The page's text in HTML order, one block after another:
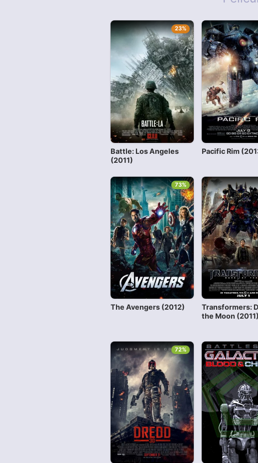
Battle: Los Angeles
(2011)
23%
Pacific Rim
The Avengers (2012)
73%
Transformers:
the Moon (2011)
72%